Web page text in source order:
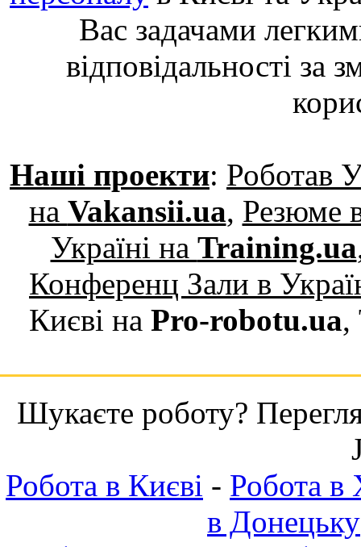
Вас задачами
відповідальності за
Наші проекти: Роботав
на Vakansii.ua, Резюме
Україні на Training.ua
Конференц Зали в
Києві на Pro-robotu.ua,
Шукаєте роботу?
Робота в Києві - Робота в
в Донецьку